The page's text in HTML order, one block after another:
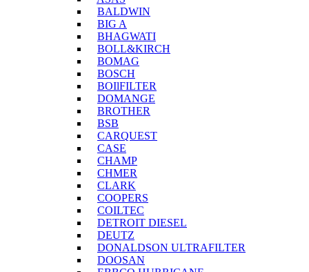
BALDWIN
BIG A
BHAGWATI
BOLL&KIRCH
BOMAG
BOSCH
BOIlFILTER
DOMANGE
BROTHER
BSB
CARQUEST
CASE
CHAMP
CHMER
CLARK
COOPERS
COILTEC
DETROIT DIESEL
DEUTZ
DONALDSON ULTRAFILTER
DOOSAN